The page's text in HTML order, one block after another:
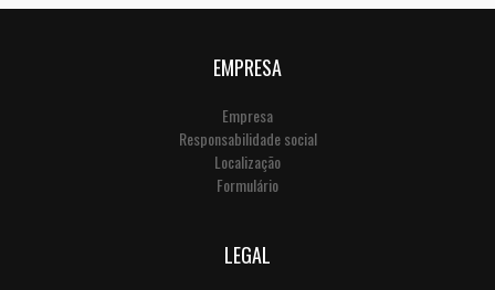
EMPRESA
Empresa
Responsabilidade social
Localização
Formulário
LEGAL